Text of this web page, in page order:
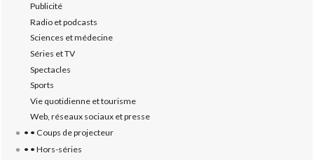
Publicité
Radio et podcasts
Sciences et médecine
Séries et TV
Spectacles
Sports
Vie quotidienne et tourisme
Web, réseaux sociaux et presse
• • Coups de projecteur
• • Hors-séries